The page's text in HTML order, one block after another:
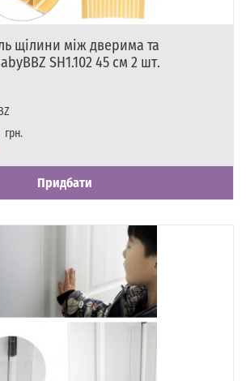
щілини між дверима та
SH1.102 45 см 2 шт.
грн.
Придбати